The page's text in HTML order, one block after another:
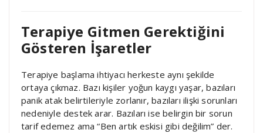
Terapiye Gitmen Gerektiğini
Gösteren İşaretler
Terapiye başlama ihtiyacı herkeste aynı şekilde
ortaya çıkmaz. Bazı kişiler yoğun kaygı yaşar, bazıları
panik atak belirtileriyle zorlanır, bazıları ilişki sorunları
nedeniyle destek arar. Bazıları ise belirgin bir sorun
tarif edemez ama “Ben artık eskisi gibi değilim” der.